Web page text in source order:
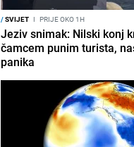
/SVIJET I PRIJE OKO 1H
Jeziv snimak: Nilski konj
čamcem punim turista,
panika